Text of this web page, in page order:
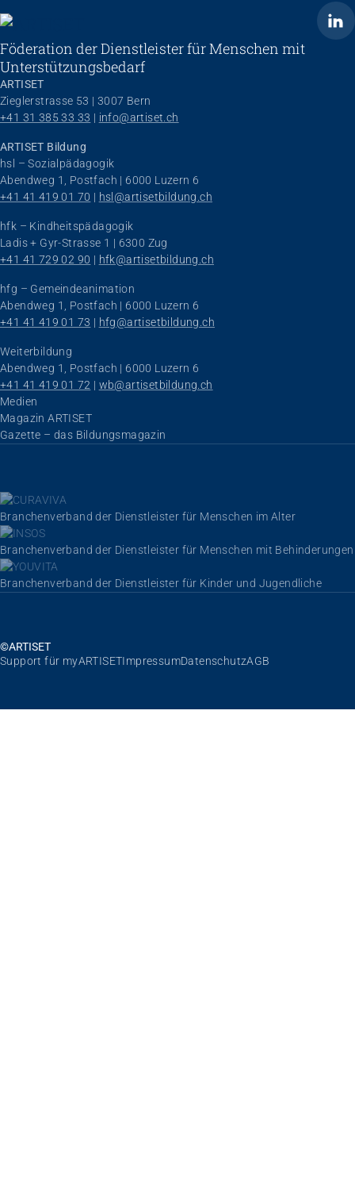
ARTISET
Föderation der Dienstleister für Menschen mit
Unterstützungsbedarf
ARTISET
Zieglerstrasse 53 | 3007 Bern
+41 31 385 33 33 | info@artiset.ch
ARTISET Bildung
hsl – Sozialpädagogik
Abendweg 1, Postfach | 6000 Luzern 6
+41 41 419 01 70 | hsl@artisetbildung.ch
hfk – Kindheitspädagogik
Ladis + Gyr-Strasse 1 | 6300 Zug
+41 41 729 02 90 | hfk@artisetbildung.ch
hfg – Gemeindeanimation
Abendweg 1, Postfach | 6000 Luzern 6
+41 41 419 01 73 | hfg@artisetbildung.ch
Weiterbildung
Abendweg 1, Postfach | 6000 Luzern 6
+41 41 419 01 72 | wb@artisetbildung.ch
Navigation überspringen
Medien
Magazin ARTISET
Gazette – das Bildungsmagazin
Branchenverband der Dienstleister für Menschen im Alter
Branchenverband der Dienstleister für Menschen mit Behinderungen
Branchenverband der Dienstleister für Kinder und Jugendliche
©ARTISET
Navigation überspringen
Support für myARTISETImpressumDatenschutzAGB